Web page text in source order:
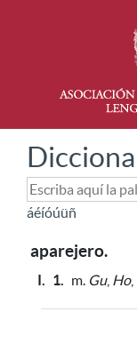
áéíóúüñ
aparejero.
I. 1. m. Gu, Ho,